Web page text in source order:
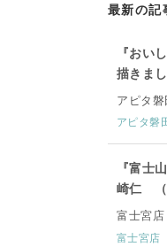
最新の記
『おい
描きま
アピタ
アピタ磐
『富士
崎仁 （
富士宮
富士宮店